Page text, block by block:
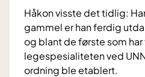
r
g
a
v
e
Håkon visste det tidlig:
gammel er han ferdig
og blant de første som
legespesialiteten ved
ordning ble etablert.